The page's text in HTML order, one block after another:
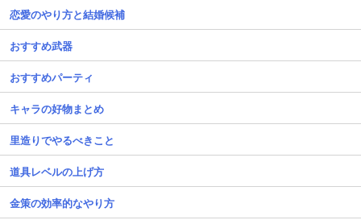
恋愛のやり方と結婚候補
おすすめ武器
おすすめパーティ
キャラの好物まとめ
里造りでやるべきこと
道具レベルの上げ方
金策の効率的なやり方